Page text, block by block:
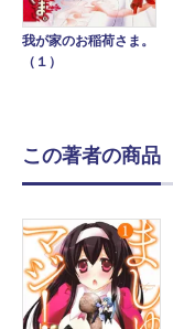
我が家のお稲荷さま。
（１）
この著者の商品